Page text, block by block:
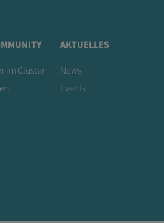
im Cluster
AKTUELLES
News
Events